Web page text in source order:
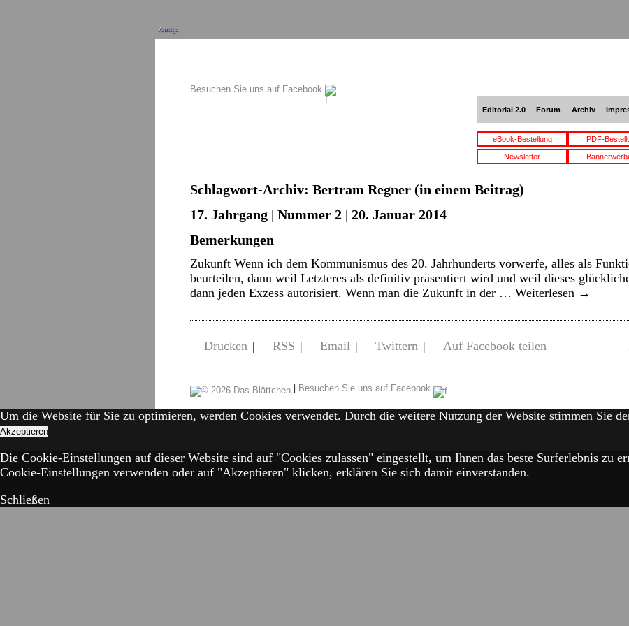
Anzeige
Besuchen Sie uns auf Facebook
Editorial 2.0 Forum Archiv
eBook-Bestellung PDF-
Newsletter
Schlagwort-Archiv: Bertram Regner (in einem Beitrag)
17. Jahrgang | Nummer 2 | 20. Januar 2014
Bemerkungen
Zukunft Wenn ich dem Kommunismus des 20. Jahrhunderts vorwerfe, alles als
beurteilen, dann weil Letzteres als definitiv präsentiert wird und weil dieses
dann jeden Exzess autorisiert. Wenn man die Zukunft in der … Weiterlesen →
Drucken | RSS | Email | Twittern | Auf Facebook teilen
| Besuchen Sie uns auf Facebook
Um die Website für Sie zu optimieren, werden Cookies verwendet. Durch die weitere Nutzung der Website stimmen Sie
Akzeptieren
Die Cookie-Einstellungen auf dieser Website sind auf "Cookies zulassen" eingestellt, um Ihnen das beste Surferlebnis zu
Cookie-Einstellungen verwenden oder auf "Akzeptieren" klicken, erklären Sie sich damit einverstanden.
Schließen